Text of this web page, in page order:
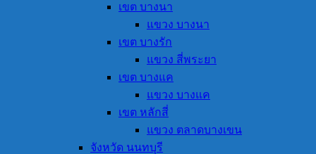
เขต บางนา
แขวง บางนา
เขต บางรัก
แขวง สี่พระยา
เขต บางแค
แขวง บางแค
เขต หลักสี่
แขวง ตลาดบางเขน
จังหวัด นนทบุรี